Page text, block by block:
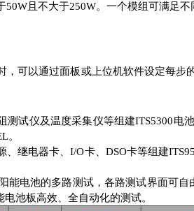
且不大于250W。一个模组可满足不
，可以通过面板或上位机软件设定每
测试仪及温度采集仪等组建ITS5300电
。
、继电器卡、I/O卡、DSO卡等组建
能电池的多路测试，各路测试界面可
池板高效、全自动化的测试。